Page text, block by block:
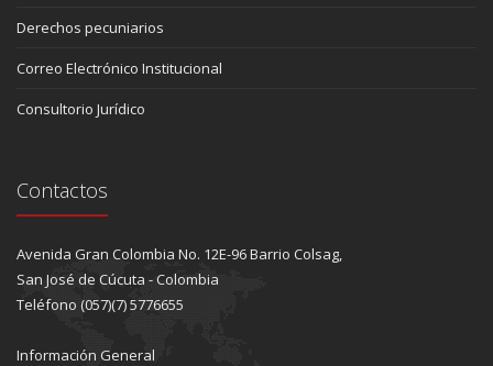
Derechos pecuniarios
Correo Electrónico Institucional
Consultorio Jurídico
Contactos
Avenida Gran Colombia No. 12E-96 Barrio Colsag,
San José de Cúcuta - Colombia
Teléfono (057)(7) 5776655
Información General